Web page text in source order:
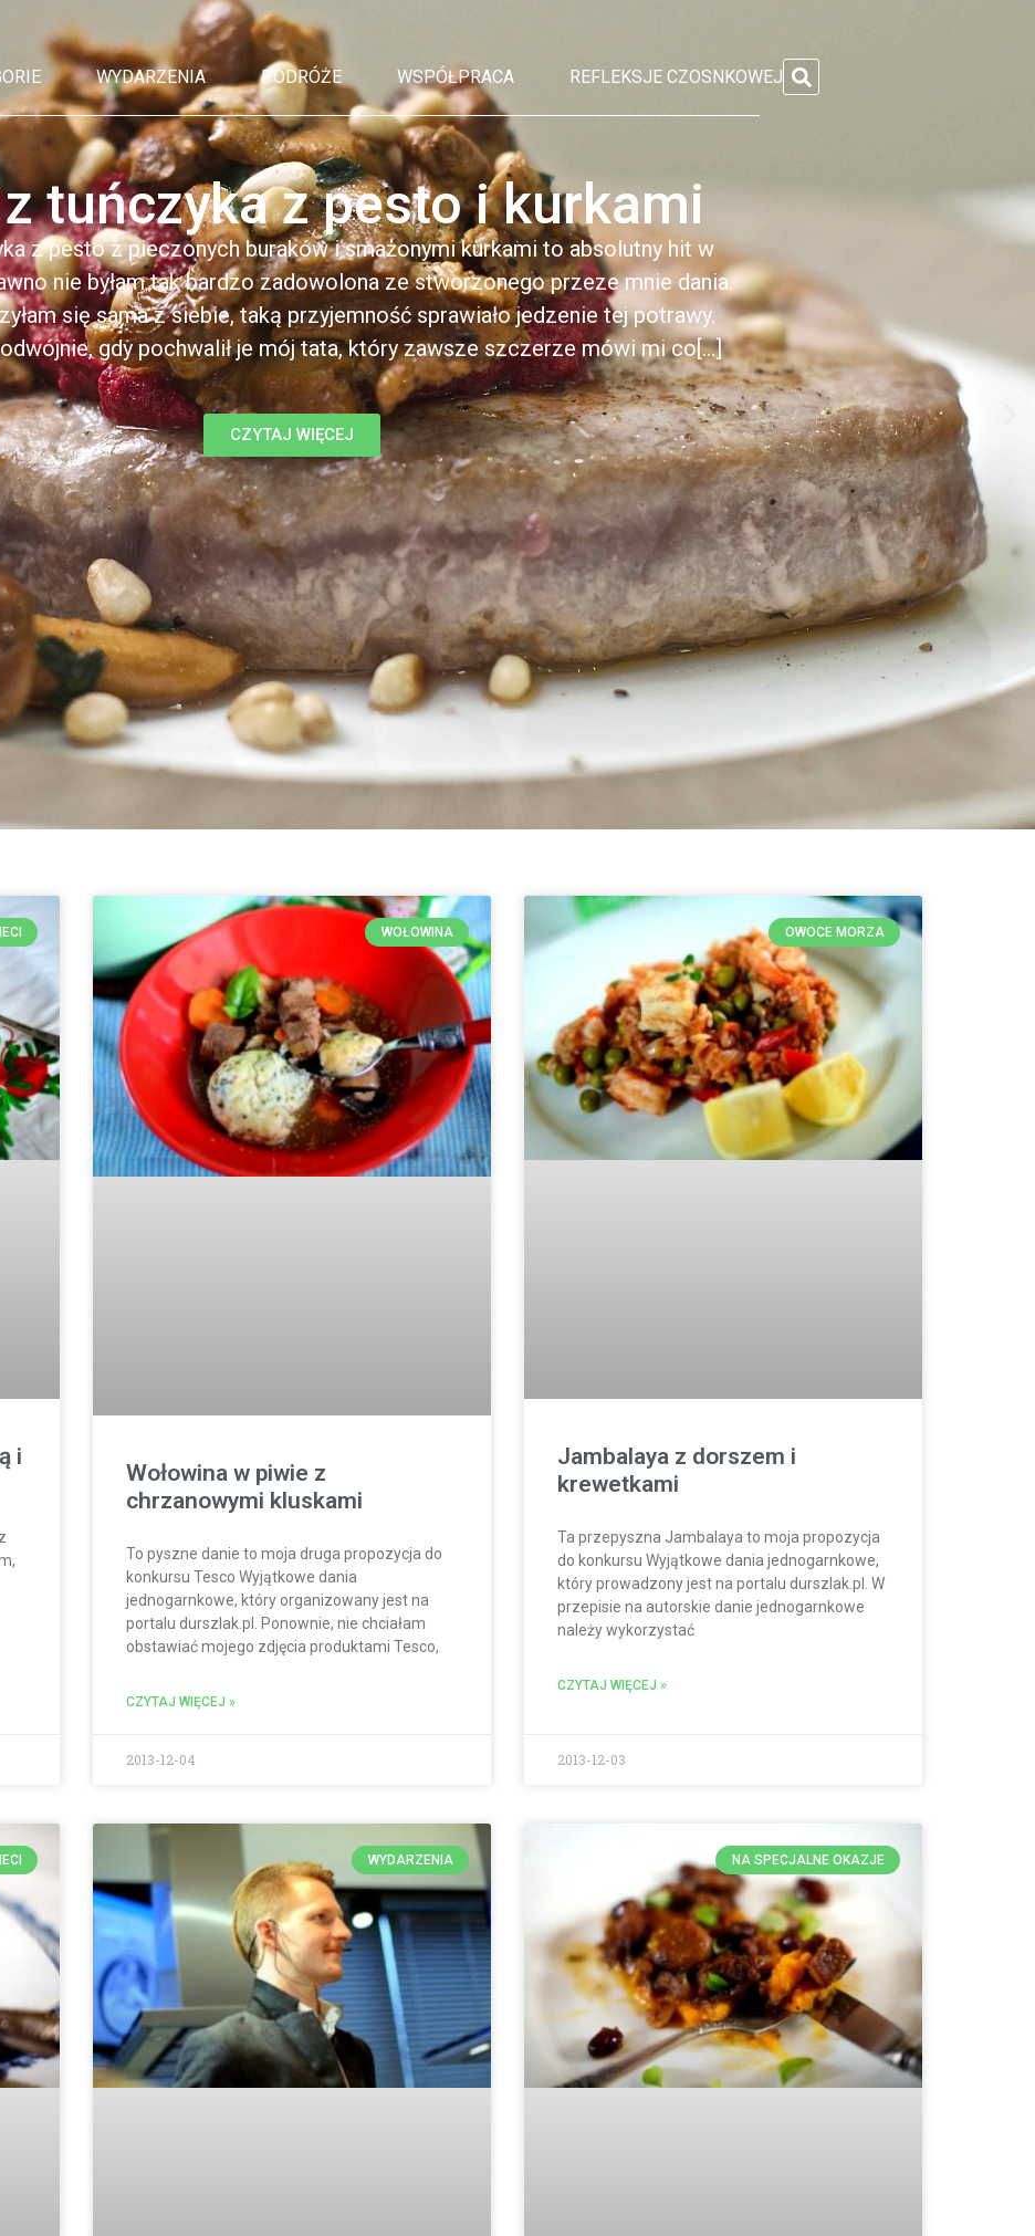
WYDARZENIA PODRÓŻE WSPÓŁPRACA REFLEKSJE CZOSNKOWEJ
tuńczyka z pesto i kurkami
z pesto z pieczonych buraków i smażonymi kurkami to absolutny hit w
nie byłam tak bardzo zadowolona ze stworzonego przeze mnie dania.
się sama z siebie, taką przyjemność sprawiało jedzenie tej potrawy.
gdy pochwalił je mój tata, który zawsze szczerze mówi mi co[...]
CZYTAJ WIĘCEJ
i
WOŁOWINA
Wołowina w piwie z
chrzanowymi kluskami
To pyszne danie to moja druga propozycja do
konkursu Tesco Wyjątkowe dania
jednogarnkowe, który organizowany jest na
portalu durszlak.pl. Ponownie, nie chciałam
obstawiać mojego zdjęcia produktami Tesco,
CZYTAJ WIĘCEJ »
2013-12-04
OWOCE MORZA
Jambalaya z dorszem i
krewetkami
Ta przepyszna Jambalaya to moja propozycja
do konkursu Wyjątkowe dania jednogarnkowe,
który prowadzony jest na portalu durszlak.pl. W
przepisie na autorskie danie jednogarnkowe
należy wykorzystać
CZYTAJ WIĘCEJ »
2013-12-03
WYDARZENIA NA SPECJALNE OKAZJE